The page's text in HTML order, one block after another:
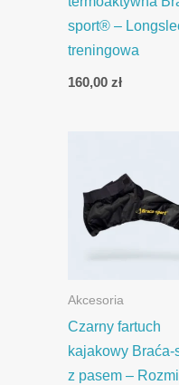
sport® –
treningowa
160,00 zł
Akcesoria
Czarny fartuch
kajakowy Braća-
z pasem –